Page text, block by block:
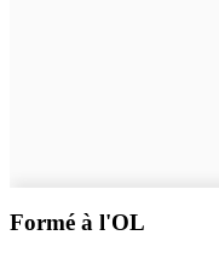
Formé à l'OL